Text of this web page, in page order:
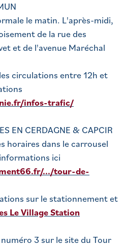
le matin. L'après-midi,
de la rue des
et de l'avenue Maréchal
circulations entre 12h et
infos-trafic/
EN CERDAGNE & CAPCIR
horaires dans le carrousel
ici
.../tour-de-
sur le stationnement et
Le Village Station
3 sur le site du Tour